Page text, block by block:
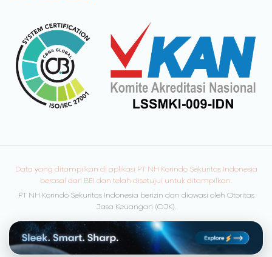
Data yang ditampilkan di aplikasi PT NH Korindo Sekuritas Indonesia
berasal dari BEI dan telah disetujui untuk ditampilkan.
PT NH Korindo Sekuritas Indonesia berizin dan diawasi oleh Otoritas
Jasa Keuangan (OJK).
© Copyright 2026 NH Korindo Sekuritas. All rights reserved.